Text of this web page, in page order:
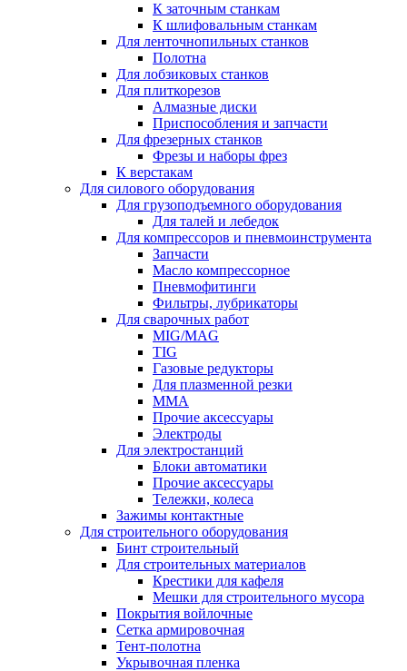
К заточным станкам
К шлифовальным станкам
Для ленточнопильных станков
Полотна
Для лобзиковых станков
Для плиткорезов
Алмазные диски
Приспособления и запчасти
Для фрезерных станков
Фрезы и наборы фрез
К верстакам
Для силового оборудования
Для грузоподъемного оборудования
Для талей и лебедок
Для компрессоров и пневмоинструмента
Запчасти
Масло компрессорное
Пневмофитинги
Фильтры, лубрикаторы
Для сварочных работ
MIG/MAG
TIG
Газовые редукторы
Для плазменной резки
ММА
Прочие аксессуары
Электроды
Для электростанций
Блоки автоматики
Прочие аксессуары
Тележки, колеса
Зажимы контактные
Для строительного оборудования
Бинт строительный
Для строительных материалов
Крестики для кафеля
Мешки для строительного мусора
Покрытия войлочные
Сетка армировочная
Тент-полотна
Укрывочная пленка